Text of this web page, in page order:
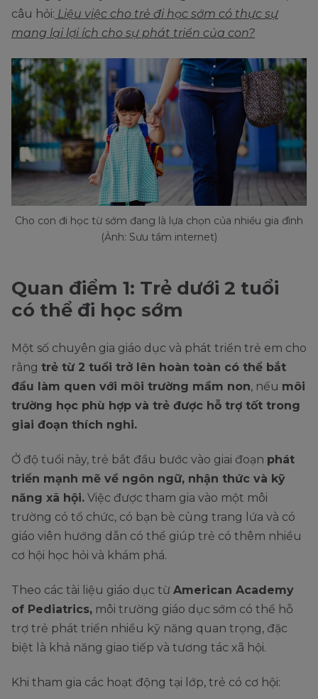
câu hỏi: Liệu việc cho trẻ đi học sớm có thực sự
mang lại lợi ích cho sự phát triển của con?
Cho con đi học từ sớm đang là lựa chọn của nhiều gia đình
(Ảnh: Sưu tầm internet)
Quan điểm 1: Trẻ dưới 2 tuổi
có thể đi học sớm
Một số chuyên gia giáo dục và phát triển trẻ em cho
rằng trẻ từ 2 tuổi trở lên hoàn toàn có thể bắt
đầu làm quen với môi trường mầm non, nếu môi
trường học phù hợp và trẻ được hỗ trợ tốt trong
giai đoạn thích nghi.
Ở độ tuổi này, trẻ bắt đầu bước vào giai đoạn phát
triển mạnh mẽ về ngôn ngữ, nhận thức và kỹ
năng xã hội. Việc được tham gia vào một môi
trường có tổ chức, có bạn bè cùng trang lứa và có
giáo viên hướng dẫn có thể giúp trẻ có thêm nhiều
cơ hội học hỏi và khám phá.
Theo các tài liệu giáo dục từ American Academy
of Pediatrics, môi trường giáo dục sớm có thể hỗ
trợ trẻ phát triển nhiều kỹ năng quan trọng, đặc
biệt là khả năng giao tiếp và tương tác xã hội.
Khi tham gia các hoạt động tại lớp, trẻ có cơ hội: